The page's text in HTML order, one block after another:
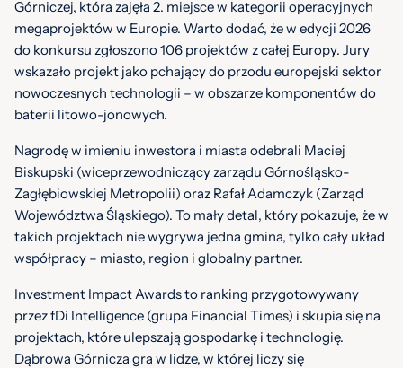
Górniczej, która zajęła 2. miejsce w kategorii operacyjnych
megaprojektów w Europie. Warto dodać, że w edycji 2026
do konkursu zgłoszono 106 projektów z całej Europy. Jury
wskazało projekt jako pchający do przodu europejski sektor
nowoczesnych technologii – w obszarze komponentów do
baterii litowo-jonowych.
Nagrodę w imieniu inwestora i miasta odebrali Maciej
Biskupski (wiceprzewodniczący zarządu Górnośląsko-
Zagłębiowskiej Metropolii) oraz Rafał Adamczyk (Zarząd
Województwa Śląskiego). To mały detal, który pokazuje, że w
takich projektach nie wygrywa jedna gmina, tylko cały układ
współpracy – miasto, region i globalny partner.
Investment Impact Awards to ranking przygotowywany
przez fDi Intelligence (grupa Financial Times) i skupia się na
projektach, które ulepszają gospodarkę i technologię.
Dąbrowa Górnicza gra w lidze, w której liczy się